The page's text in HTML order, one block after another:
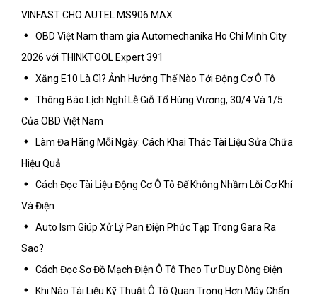
VINFAST CHO AUTEL MS906 MAX
OBD Việt Nam tham gia Automechanika Ho Chi Minh City
2026 với THINKTOOL Expert 391
Xăng E10 Là Gì? Ảnh Hưởng Thế Nào Tới Động Cơ Ô Tô
Thông Báo Lịch Nghỉ Lễ Giỗ Tổ Hùng Vương, 30/4 Và 1/5
Của OBD Việt Nam
Làm Đa Hãng Mỗi Ngày: Cách Khai Thác Tài Liệu Sửa Chữa
Hiệu Quả
Cách Đọc Tài Liệu Động Cơ Ô Tô Để Không Nhầm Lỗi Cơ Khí
Và Điện
Auto Ism Giúp Xử Lý Pan Điện Phức Tạp Trong Gara Ra
Sao?
Cách Đọc Sơ Đồ Mạch Điện Ô Tô Theo Tư Duy Dòng Điện
Khi Nào Tài Liệu Kỹ Thuật Ô Tô Quan Trọng Hơn Máy Chẩn